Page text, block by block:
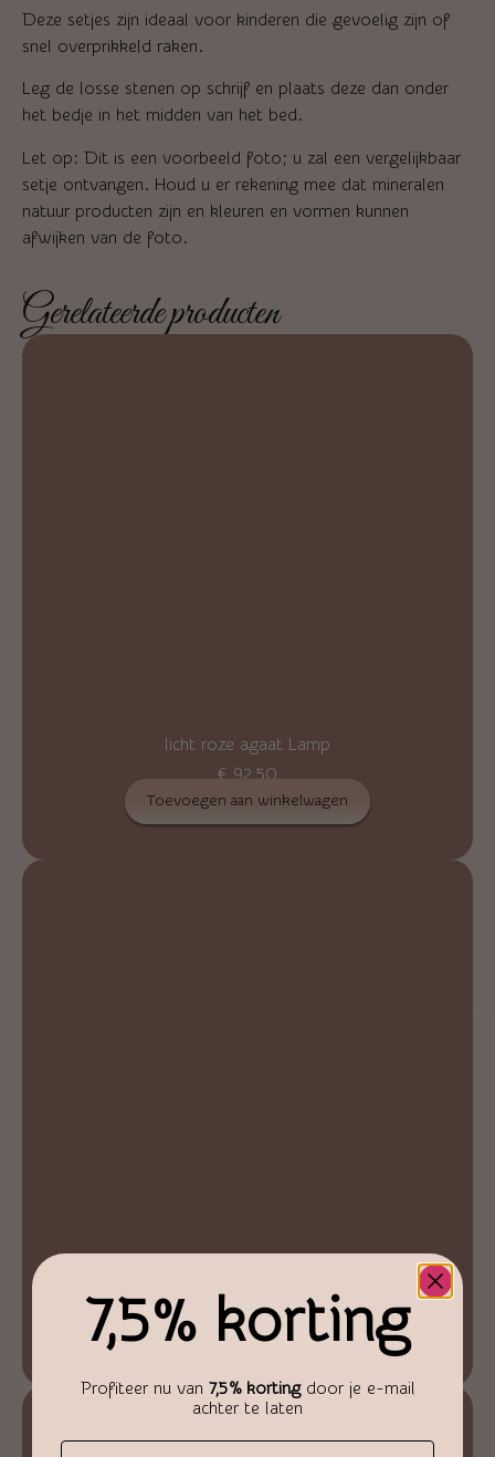
Deze setjes zijn ideaal voor kinderen die gevoelig zijn of
snel overprikkeld raken.
Leg de losse stenen op schrijf en plaats deze dan onder
het bedje in het midden van het bed.
Let op: Dit is een voorbeeld foto; u zal een vergelijkbaar
setje ontvangen. Houd u er rekening mee dat mineralen
natuur producten zijn en kleuren en vormen kunnen
afwijken van de foto.
Gerelateerde producten
licht roze agaat Lamp
€92,50
Toevoegen aan winkelwagen
€
Toevoegen aan winkelwagen
7,5% korting
Profiteer nu van 7,5% kortingdoor je e-mail
achter te laten
Email